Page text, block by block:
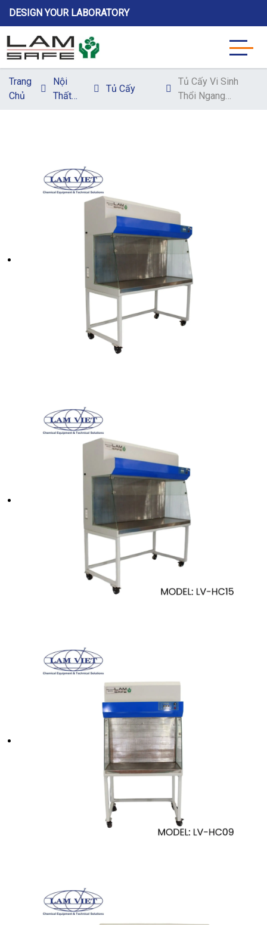
DESIGN YOUR LABORATORY
Trang
Chủ
Nội
Thất
Tủ Cấy
Tủ Cấy Vi Sinh
Thổi Ngang